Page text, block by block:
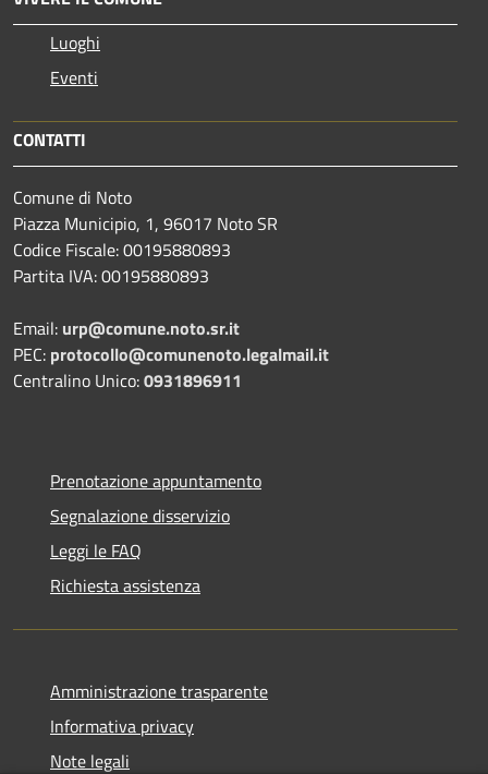
Luoghi
Eventi
CONTATTI
Comune di Noto
Piazza Municipio, 1, 96017 Noto SR
Codice Fiscale: 00195880893
Partita IVA: 00195880893
Email: urp@comune.noto.sr.it
PEC: protocollo@comunenoto.legalmail.it
Centralino Unico:0931896911
Prenotazione appuntamento
Segnalazione disservizio
Leggi le FAQ
Richiesta assistenza
Amministrazione trasparente
Informativa privacy
Note legali